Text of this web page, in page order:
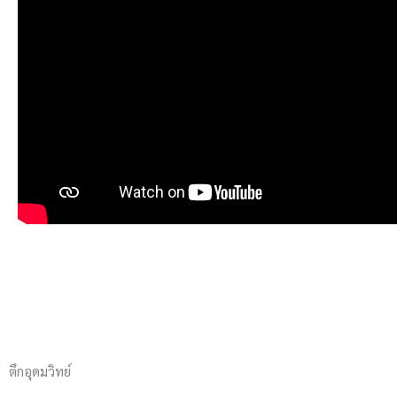
ตึกอุดมวิทย์